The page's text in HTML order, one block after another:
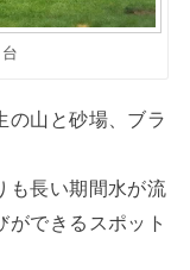
の山と砂場、ブラ
も長い期間水が流
ができるスポット